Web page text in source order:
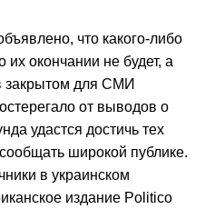
что какого-либо
окончании не будет, а
закрытом для СМИ
от выводов о
удастся достичь тех
широкой публике.
в украинском
издание Politico